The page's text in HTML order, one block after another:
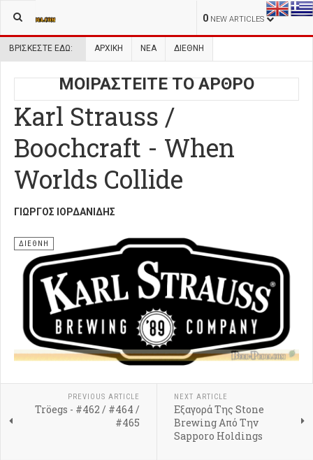
0 NEW ARTICLES
ΒΡΊΣΚΕΣΤΕ ΕΔΏ: ΑΡΧΙΚΉ ΝΕΑ ΔΙΕΘΝΗ
ΜΟΙΡΑΣΤΕΙΤΕ ΤΟ ΑΡΘΡΟ
Karl Strauss /
Boochcraft - When
Worlds Collide
ΓΙΏΡΓΟΣ ΙΟΡΔΑΝΊΔΗΣ
ΔΙΕΘΝΗ
PREVIOUS ARTICLE
Tröegs - #462 / #464 /
#465
NEXT ARTICLE
Εξαγορά Της Stone
Brewing Από Την
Sapporo Holdings